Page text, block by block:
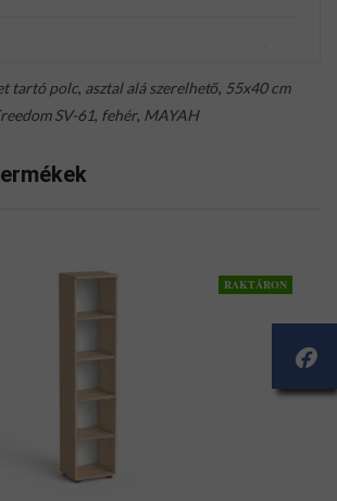
tartó polc, asztal alá szerelhető, 55x40 cm
SV-61, fehér, MAYAH
RAKTÁRON